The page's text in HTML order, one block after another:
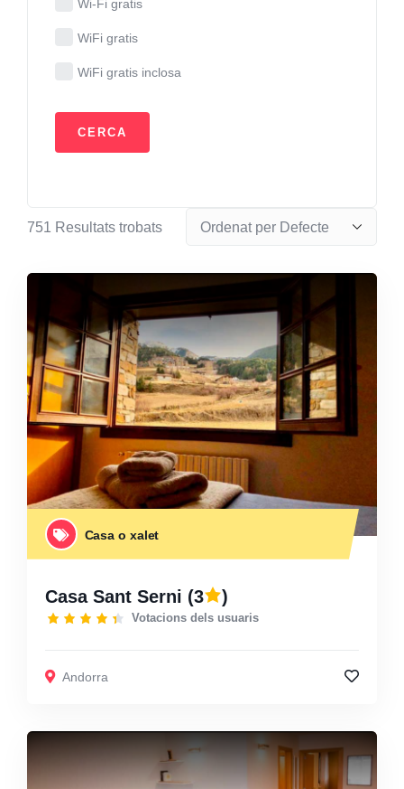
Wi-Fi gratis
WiFi gratis
WiFi gratis inclosa
751 Resultats trobats
Casa o xalet
Casa Sant Serni (3 )
Votacions dels usuaris
Andorra